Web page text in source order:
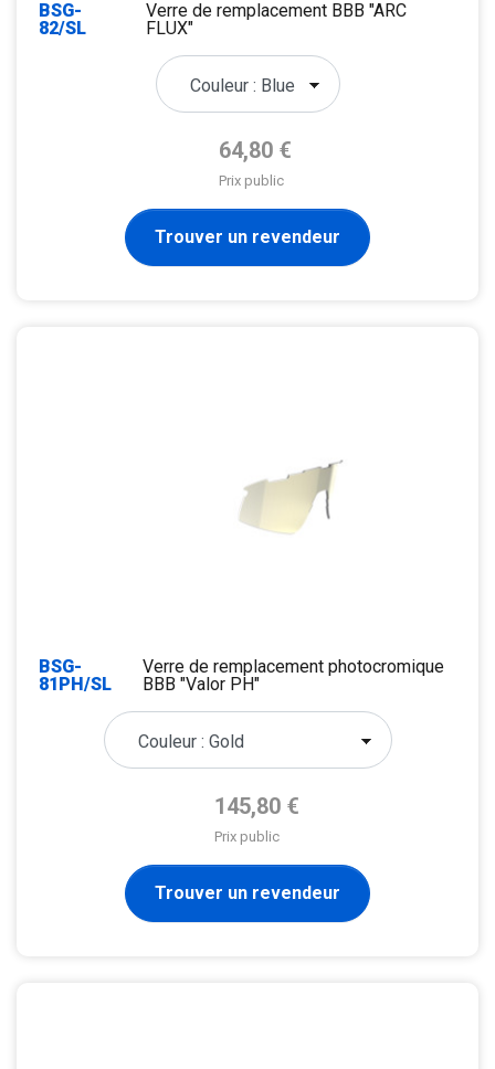
BSG-
82/SL
Verre de remplacement BBB "ARC
FLUX"
Prix de base
64,80 €
Prix public
Trouver un revendeur
BSG-
81PH/SL
Verre de remplacement photocromique
BBB "Valor PH"
Prix de base
145,80 €
Prix public
Trouver un revendeur